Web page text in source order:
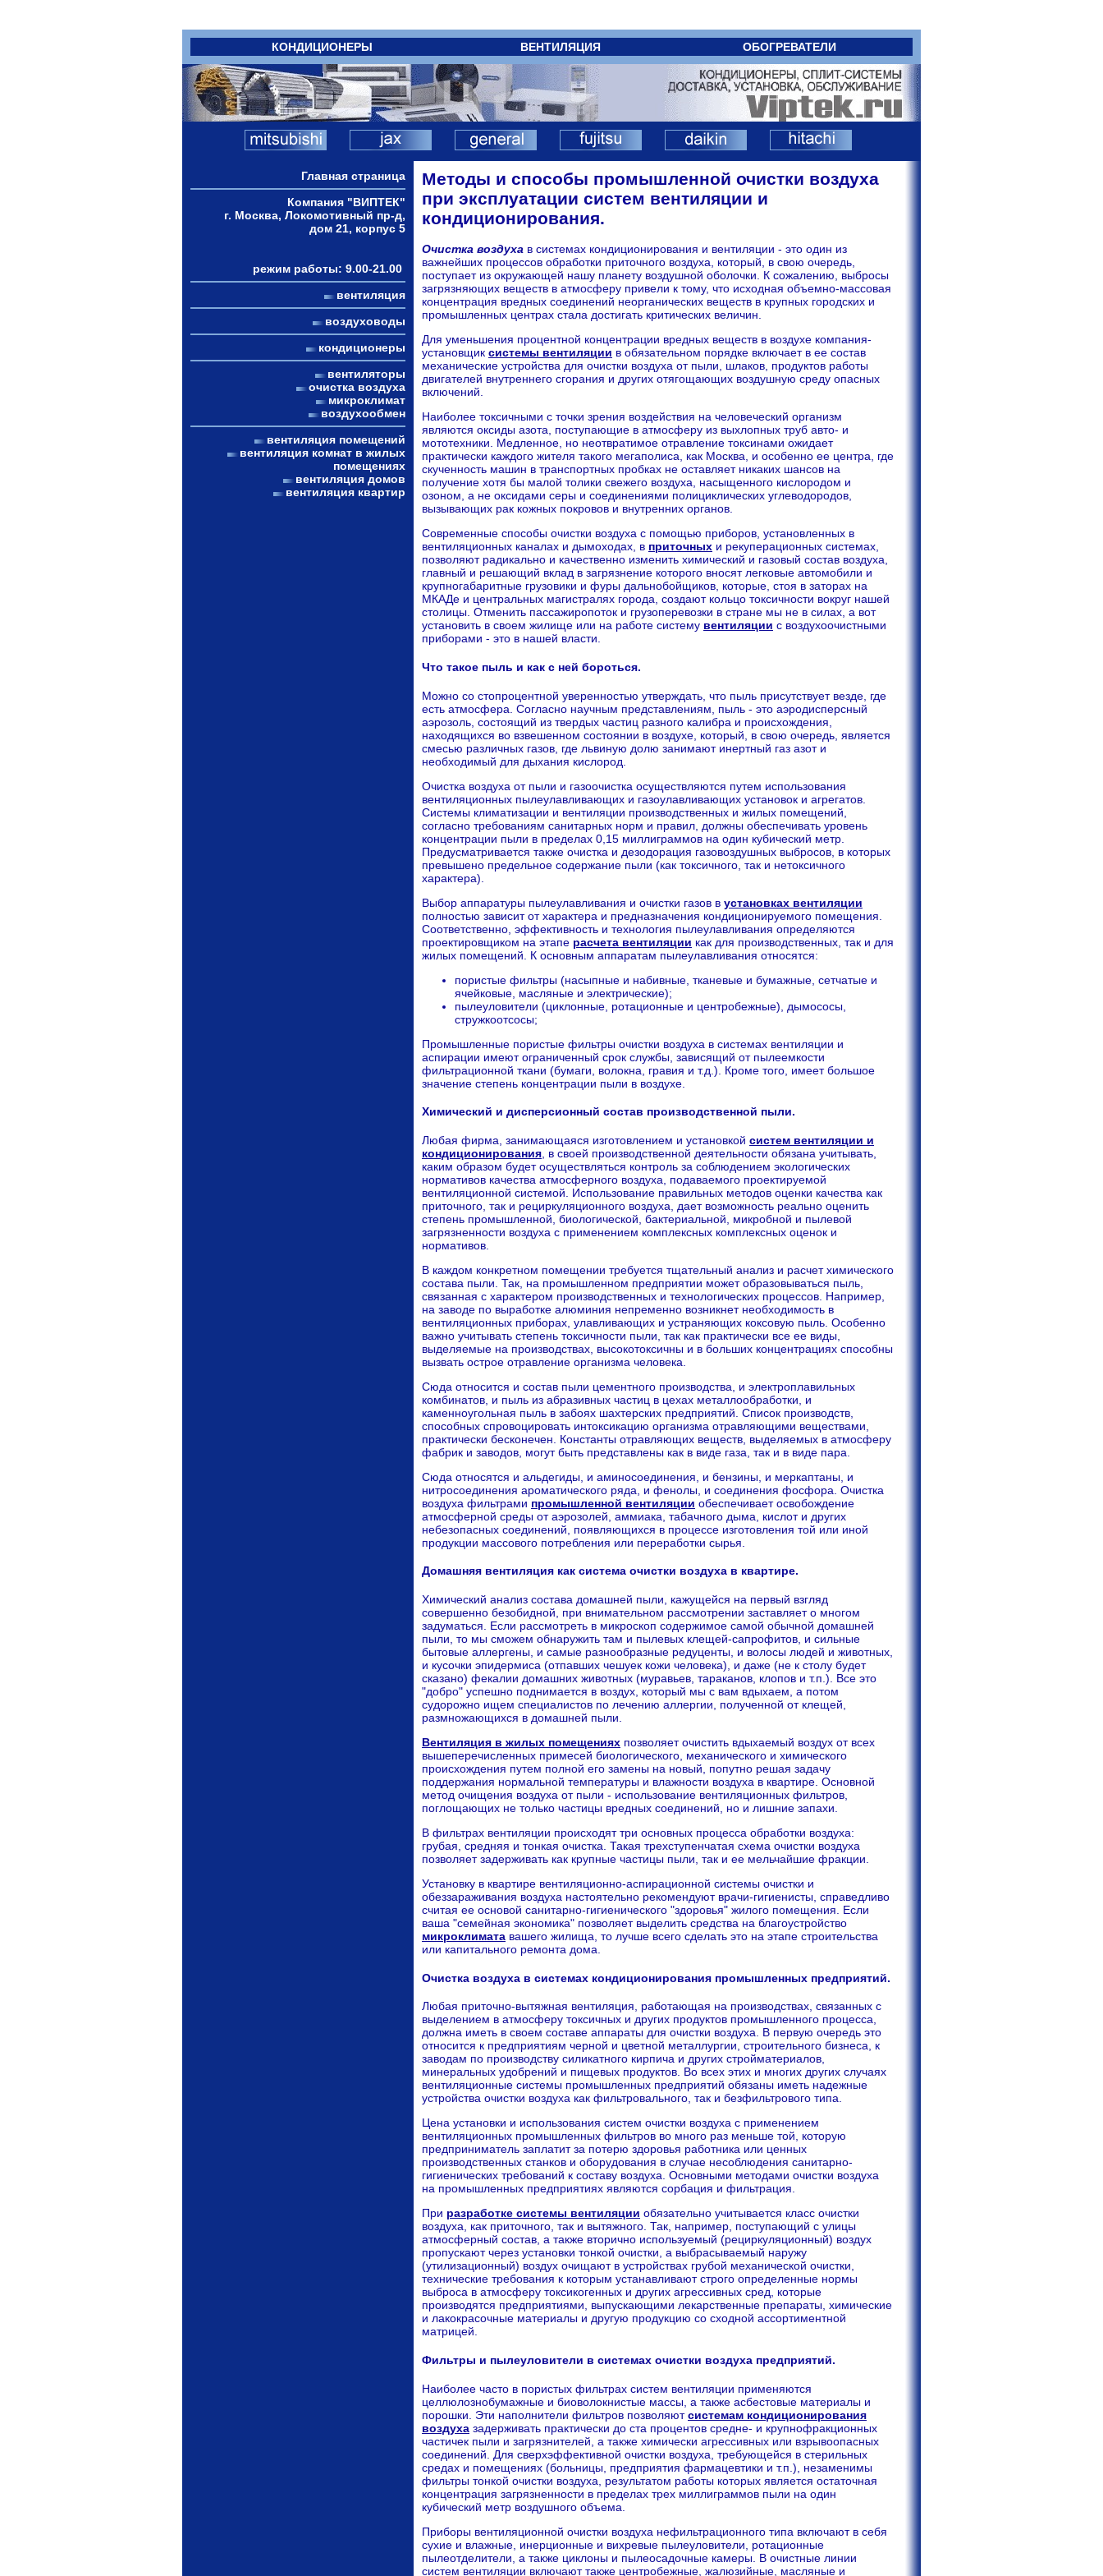
КОНДИЦИОНЕРЫ ВЕНТИЛЯЦИЯ ОБОГРЕВАТЕЛИ
Главная страница
Компания "ВИПТЕК"
г. Москва, Локомотивный пр-д,
дом 21, корпус 5
режим работы: 9.00-21.00
вентиляция
воздуховоды
кондиционеры
вентиляторы
очистка воздуха
микроклимат
воздухообмен
вентиляция помещений
вентиляция комнат в жилых
помещениях
вентиляция домов
вентиляция квартир
Методы и способы промышленной очистки воздуха
при эксплуатации систем вентиляции и
кондиционирования.
Очистка воздуха в системах кондиционирования и вентиляции - это один из
важнейших процессов обработки приточного воздуха, который, в свою очередь,
поступает из окружающей нашу планету воздушной оболочки. К сожалению, выбросы
загрязняющих веществ в атмосферу привели к тому, что исходная объемно-массовая
концентрация вредных соединений неорганических веществ в крупных городских и
промышленных центрах стала достигать критических величин.
Для уменьшения процентной концентрации вредных веществ в воздухе компания-
установщик системы вентиляции в обязательном порядке включает в ее состав
механические устройства для очистки воздуха от пыли, шлаков, продуктов работы
двигателей внутреннего сгорания и других отягощающих воздушную среду опасных
включений.
Наиболее токсичными с точки зрения воздействия на человеческий организм
являются оксиды азота, поступающие в атмосферу из выхлопных труб авто- и
мототехники. Медленное, но неотвратимое отравление токсинами ожидает
практически каждого жителя такого мегаполиса, как Москва, и особенно ее центра, где
скученность машин в транспортных пробках не оставляет никаких шансов на
получение хотя бы малой толики свежего воздуха, насыщенного кислородом и
озоном, а не оксидами серы и соединениями полициклических углеводородов,
вызывающих рак кожных покровов и внутренних органов.
Современные способы очистки воздуха с помощью приборов, установленных в
вентиляционных каналах и дымоходах, в приточных и рекуперационных системах,
позволяют радикально и качественно изменить химический и газовый состав воздуха,
главный и решающий вклад в загрязнение которого вносят легковые автомобили и
крупногабаритные грузовики и фуры дальнобойщиков, которые, стоя в заторах на
МКАДе и центральных магистралях города, создают кольцо токсичности вокруг нашей
столицы. Отменить пассажиропоток и грузоперевозки в стране мы не в силах, а вот
установить в своем жилище или на работе систему вентиляции с воздухоочистными
приборами - это в нашей власти.
Что такое пыль и как с ней бороться.
Можно со стопроцентной уверенностью утверждать, что пыль присутствует везде, где
есть атмосфера. Согласно научным представлениям, пыль - это аэродисперсный
аэрозоль, состоящий из твердых частиц разного калибра и происхождения,
находящихся во взвешенном состоянии в воздухе, который, в свою очередь, является
смесью различных газов, где львиную долю занимают инертный газ азот и
необходимый для дыхания кислород.
Очистка воздуха от пыли и газоочистка осуществляются путем использования
вентиляционных пылеулавливающих и газоулавливающих установок и агрегатов.
Системы климатизации и вентиляции производственных и жилых помещений,
согласно требованиям санитарных норм и правил, должны обеспечивать уровень
концентрации пыли в пределах 0,15 миллиграммов на один кубический метр.
Предусматривается также очистка и дезодорация газовоздушных выбросов, в которых
превышено предельное содержание пыли (как токсичного, так и нетоксичного
характера).
Выбор аппаратуры пылеулавливания и очистки газов в установках вентиляции
полностью зависит от характера и предназначения кондиционируемого помещения.
Соответственно, эффективность и технология пылеулавливания определяются
проектировщиком на этапе расчета вентиляции как для производственных, так и для
жилых помещений. К основным аппаратам пылеулавливания относятся:
пористые фильтры (насыпные и набивные, тканевые и бумажные, сетчатые и
ячейковые, масляные и электрические);
пылеуловители (циклонные, ротационные и центробежные), дымососы,
стружкоотсосы;
Промышленные пористые фильтры очистки воздуха в системах вентиляции и
аспирации имеют ограниченный срок службы, зависящий от пылеемкости
фильтрационной ткани (бумаги, волокна, гравия и т.д.). Кроме того, имеет большое
значение степень концентрации пыли в воздухе.
Химический и дисперсионный состав производственной пыли.
Любая фирма, занимающаяся изготовлением и установкой систем вентиляции и
кондиционирования , в своей производственной деятельности обязана учитывать,
каким образом будет осуществляться контроль за соблюдением экологических
нормативов качества атмосферного воздуха, подаваемого проектируемой
вентиляционной системой. Использование правильных методов оценки качества как
приточного, так и рециркуляционного воздуха, дает возможность реально оценить
степень промышленной, биологической, бактериальной, микробной и пылевой
загрязненности воздуха с применением комплексных комплексных оценок и
нормативов.
В каждом конкретном помещении требуется тщательный анализ и расчет химического
состава пыли. Так, на промышленном предприятии может образовываться пыль,
связанная с характером производственных и технологических процессов. Например,
на заводе по выработке алюминия непременно возникнет необходимость в
вентиляционных приборах, улавливающих и устраняющих коксовую пыль. Особенно
важно учитывать степень токсичности пыли, так как практически все ее виды,
выделяемые на производствах, высокотоксичны и в больших концентрациях способны
вызвать острое отравление организма человека.
Сюда относится и состав пыли цементного производства, и электроплавильных
комбинатов, и пыль из абразивных частиц в цехах металлообработки, и
каменноугольная пыль в забоях шахтерских предприятий. Список производств,
способных спровоцировать интоксикацию организма отравляющими веществами,
практически бесконечен. Константы отравляющих веществ, выделяемых в атмосферу
фабрик и заводов, могут быть представлены как в виде газа, так и в виде пара.
Сюда относятся и альдегиды, и аминосоединения, и бензины, и меркаптаны, и
нитросоединения ароматического ряда, и фенолы, и соединения фосфора. Очистка
воздуха фильтрами промышленной вентиляции обеспечивает освобождение
атмосферной среды от аэрозолей, аммиака, табачного дыма, кислот и других
небезопасных соединений, появляющихся в процессе изготовления той или иной
продукции массового потребления или переработки сырья.
Домашняя вентиляция как система очистки воздуха в квартире.
Химический анализ состава домашней пыли, кажущейся на первый взгляд
совершенно безобидной, при внимательном рассмотрении заставляет о многом
задуматься. Если рассмотреть в микроскоп содержимое самой обычной домашней
пыли, то мы сможем обнаружить там и пылевых клещей-сапрофитов, и сильные
бытовые аллергены, и самые разнообразные редуценты, и волосы людей и животных,
и кусочки эпидермиса (отпавших чешуек кожи человека), и даже (не к столу будет
сказано) фекалии домашних животных (муравьев, тараканов, клопов и т.п.). Все это
"добро" успешно поднимается в воздух, который мы с вам вдыхаем, а потом
судорожно ищем специалистов по лечению аллергии, полученной от клещей,
размножающихся в домашней пыли.
Вентиляция в жилых помещениях позволяет очистить вдыхаемый воздух от всех
вышеперечисленных примесей биологического, механического и химического
происхождения путем полной его замены на новый, попутно решая задачу
поддержания нормальной температуры и влажности воздуха в квартире. Основной
метод очищения воздуха от пыли - использование вентиляционных фильтров,
поглощающих не только частицы вредных соединений, но и лишние запахи.
В фильтрах вентиляции происходят три основных процесса обработки воздуха:
грубая, средняя и тонкая очистка. Такая трехступенчатая схема очистки воздуха
позволяет задерживать как крупные частицы пыли, так и ее мельчайшие фракции.
Установку в квартире вентиляционно-аспирационной системы очистки и
обеззараживания воздуха настоятельно рекомендуют врачи-гигиенисты, справедливо
считая ее основой санитарно-гигиенического "здоровья" жилого помещения. Если
ваша "семейная экономика" позволяет выделить средства на благоустройство
микроклимата вашего жилища, то лучше всего сделать это на этапе строительства
или капитального ремонта дома.
Очистка воздуха в системах кондиционирования промышленных предприятий.
Любая приточно-вытяжная вентиляция, работающая на производствах, связанных с
выделением в атмосферу токсичных и других продуктов промышленного процесса,
должна иметь в своем составе аппараты для очистки воздуха. В первую очередь это
относится к предприятиям черной и цветной металлургии, строительного бизнеса, к
заводам по производству силикатного кирпича и других стройматериалов,
минеральных удобрений и пищевых продуктов. Во всех этих и многих других случаях
вентиляционные системы промышленных предприятий обязаны иметь надежные
устройства очистки воздуха как фильтровального, так и безфильтрового типа.
Цена установки и использования систем очистки воздуха с применением
вентиляционных промышленных фильтров во много раз меньше той, которую
предприниматель заплатит за потерю здоровья работника или ценных
производственных станков и оборудования в случае несоблюдения санитарно-
гигиенических требований к составу воздуха. Основными методами очистки воздуха
на промышленных предприятиях являются сорбация и фильтрация.
При разработке системы вентиляции обязательно учитывается класс очистки
воздуха, как приточного, так и вытяжного. Так, например, поступающий с улицы
атмосферный состав, а также вторично используемый (рециркуляционный) воздух
пропускают через установки тонкой очистки, а выбрасываемый наружу
(утилизационный) воздух очищают в устройствах грубой механической очистки,
технические требования к которым устанавливают строго определенные нормы
выброса в атмосферу токсикогенных и других агрессивных сред, которые
производятся предприятиями, выпускающими лекарственные препараты, химические
и лакокрасочные материалы и другую продукцию со сходной ассортиментной
матрицей.
Фильтры и пылеуловители в системах очистки воздуха предприятий.
Наиболее часто в пористых фильтрах систем вентиляции применяются
целлюлознобумажные и биоволокнистые массы, а также асбестовые материалы и
порошки. Эти наполнители фильтров позволяютсистемам кондиционирования
воздуха задерживать практически до ста процентов средне- и крупнофракционных
частичек пыли и загрязнителей, а также химически агрессивных или взрывоопасных
соединений. Для сверхэффективной очистки воздуха, требующейся в стерильных
средах и помещениях (больницы, предприятия фармацевтики и т.п.), незаменимы
фильтры тонкой очистки воздуха, результатом работы которых является остаточная
концентрация загрязненности в пределах трех миллиграммов пыли на один
кубический метр воздушного объема.
Приборы вентиляционной очистки воздуха нефильтрационного типа включают в себя
сухие и влажные, инерционные и вихревые пылеуловители, ротационные
пылеотделители, а также циклоны и пылеосадочные камеры. В очистные линии
систем вентиляции включают также центробежные, жалюзийные, масляные и